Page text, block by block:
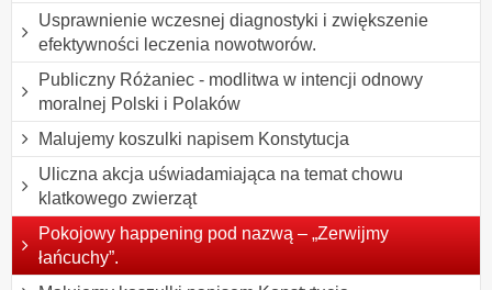
Usprawnienie wczesnej diagnostyki i zwiększenie
efektywności leczenia nowotworów.
Publiczny Różaniec - modlitwa w intencji odnowy
moralnej Polski i Polaków
Malujemy koszulki napisem Konstytucja
Uliczna akcja uświadamiająca na temat chowu
klatkowego zwierząt
Pokojowy happening pod nazwą – „Zerwijmy
łańcuchy”.